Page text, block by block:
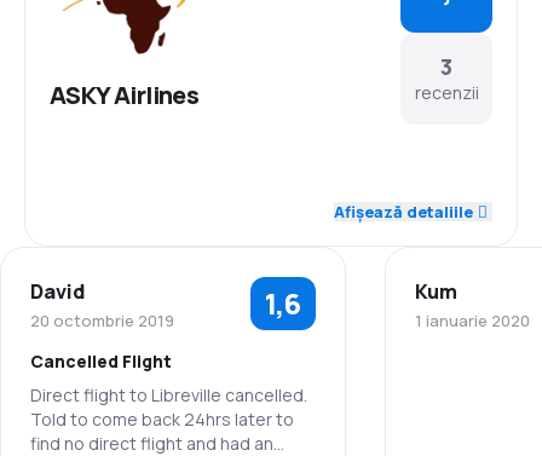
ASKY Airlines
3
recenzii
Rețeaua de conexiuni
Prețul biletelor
Confort în timpul călătoriei
Afișează detaliile
David
20 octombrie 2019 1,6
Cancelled Flight
Direct flight to Libreville cancelled.
Told to come back 24hrs later to
find no direct flight and had an
Kum
1 ianuarie 2020